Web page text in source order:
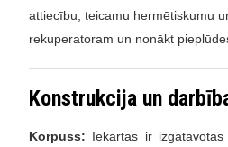
attiecību, teicamu hermētiskumu
rekuperatoram un nonākt
Konstrukcija un
Korpuss: Iekārtas ir